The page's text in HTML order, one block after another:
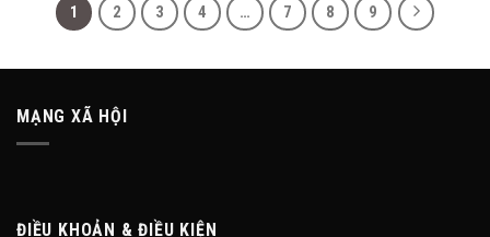
1 2 3 4 … 7 8 9
MẠNG XÃ HỘI
ĐIỀU KHOẢN & ĐIỀU KIỆN